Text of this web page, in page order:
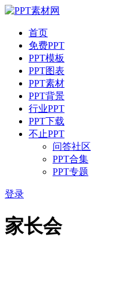
首页
免费PPT
PPT模板
PPT图表
PPT素材
PPT背景
行业PPT
PPT下载
不止PPT
问答社区
PPT合集
PPT专题
登录
家长会